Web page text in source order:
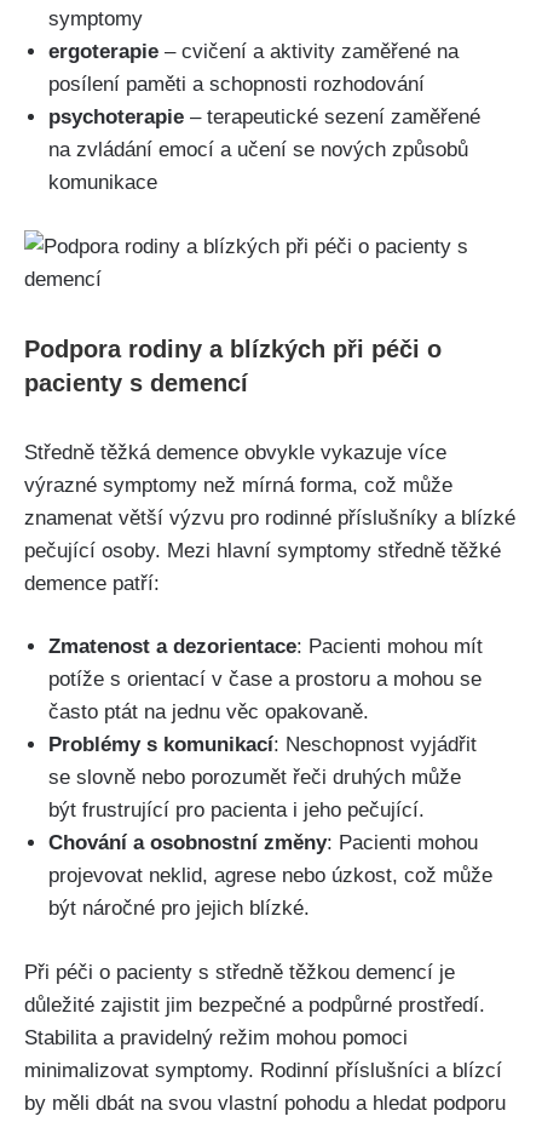
symptomy
ergoterapie – cvičení a aktivity zaměřené na
posílení paměti a schopnosti rozhodování
psychoterapie – terapeutické sezení zaměřené
na zvládání emocí a učení se nových způsobů
komunikace
Podpora rodiny a blízkých při péči o
pacienty s demencí
Středně těžká demence obvykle vykazuje více
výrazné symptomy než mírná forma, což může
znamenat větší výzvu pro rodinné příslušníky a blízké
pečující osoby. Mezi hlavní symptomy středně těžké
demence patří:
Zmatenost a dezorientace: Pacienti mohou mít
potíže s orientací v čase a prostoru a mohou se
často ptát na jednu věc opakovaně.
Problémy s komunikací: Neschopnost vyjádřit
se slovně nebo porozumět řeči druhých může
být frustrující pro pacienta i jeho pečující.
Chování a osobnostní změny: Pacienti mohou
projevovat neklid, agrese nebo úzkost, což může
být náročné pro jejich blízké.
Při péči o pacienty s středně těžkou demencí je
důležité zajistit jim bezpečné a podpůrné prostředí.
Stabilita a pravidelný režim mohou pomoci
minimalizovat symptomy. Rodinní příslušníci a blízcí
by měli dbát na svou vlastní pohodu a hledat podporu